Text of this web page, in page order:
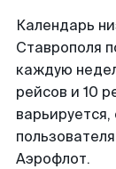
Календарь
Ставрополя
каждую
рейсов и 10
Аэрофлот.